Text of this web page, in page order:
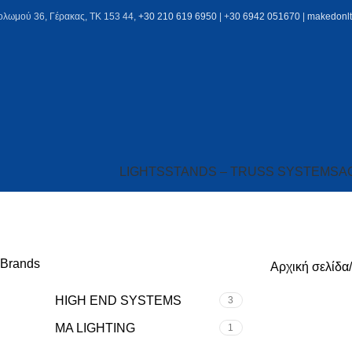
36, Γέρακας, ΤΚ 153 44, +30 210 619 6950 | +30 6942 051670
LIGHTSSTANDS – TRUSS SYSTEMS
Brands
HIGH END SYSTEMS 3
MA LIGHTING 1
Αρχική σελίδα